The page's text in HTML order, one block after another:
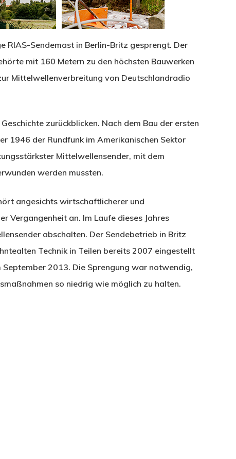
RIAS-Sendemast in Berlin-Britz gesprengt. Der
mit 160 Metern zu den höchsten Bauwerken
Mittelwellenverbreitung von Deutschlandradio
zurückblicken. Nach dem Bau der ersten
1946 der Rundfunk im Amerikanischen Sektor
Mittelwellensender, mit dem
werden mussten.
angesichts wirtschaftlicherer und
Vergangenheit an. Im Laufe dieses Jahres
abschalten. Der Sendebetrieb in Britz
Technik in Teilen bereits 2007 eingestellt
2013. Die Sprengung war notwendig,
so niedrig wie möglich zu halten.